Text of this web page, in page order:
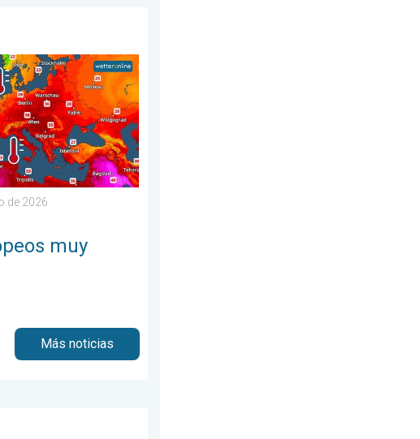
. . sábado, 25 de julio de 2026
cálidos. Hasta 30 grados. . . martes, 4 de agosto de 2026
de 2026
muy
Más noticias